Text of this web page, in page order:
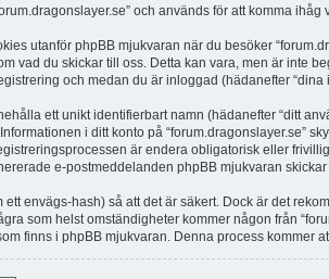
och används för att komma
utanför phpBB mjukvaran när du besöker
vad du skickar till oss. Detta kan vara, men är inte
och medan du är inloggad (hädanefter “dina
ett unikt identifierbart namn (hädanefter “ditt
i ditt konto på “forum.dragonslayer.se”
är endera obligatorisk eller
e-postmeddelanden phpBB mjukvaran
ett envägs-hash) så att det är säkert. Dock är det
som helst omständigheter kommer någon från
finns i phpBB mjukvaran. Denna process